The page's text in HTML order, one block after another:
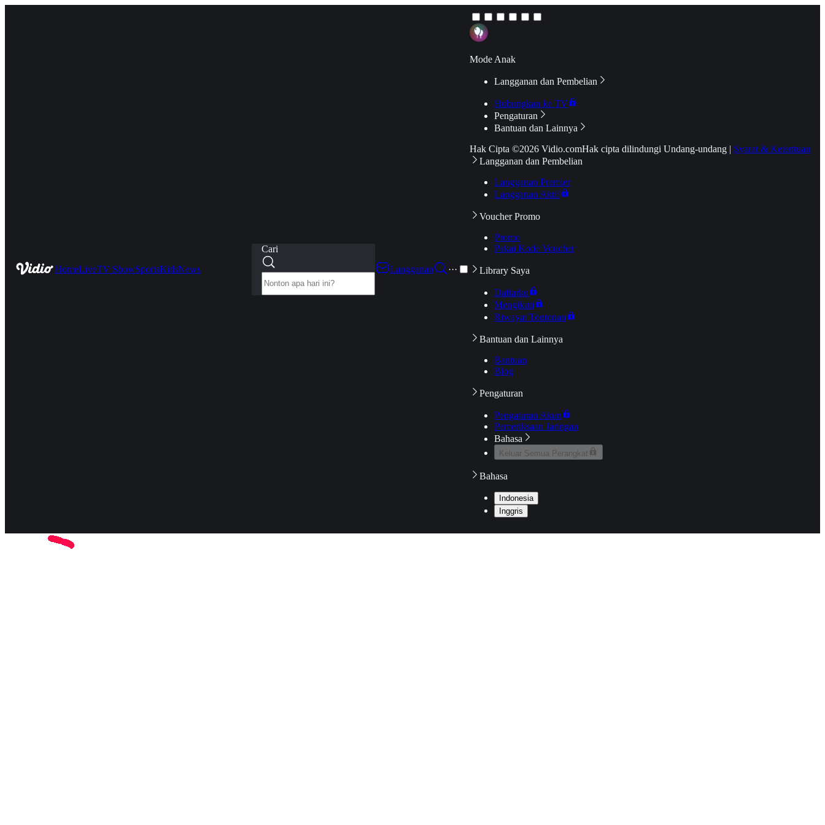
HomeLiveTV ShowSportsKidsNews
Cari
Langganan
···
Mode Anak
Langganan dan Pembelian
Hubungkan ke TV
Pengaturan
Bantuan dan Lainnya
Hak Cipta ©2026 Vidio.comHak cipta dilindungi Undang-undang | Syarat & Ketentuan
Langganan dan Pembelian
Langganan Premier
Langganan Aktif
Voucher Promo
Promo
Pakai Kode Voucher
Library Saya
Daftarku
Mengikuti
Riwayat Tontonan
Bantuan dan Lainnya
Bantuan
Blog
Pengaturan
Pengaturan Akun
Pemeriksaan Jaringan
Bahasa
Keluar Semua Perangkat
Bahasa
Indonesia
Inggris